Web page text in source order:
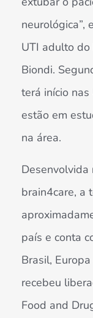
neurológica”,
UTI adulto
Biondi.
terá início
estão em
na área.
brain4care, a
país e conta
Brasil,
recebeu
Food and